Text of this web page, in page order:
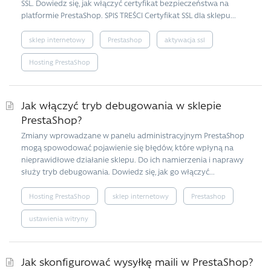
SSL. Dowiedz się, jak włączyć certyfikat bezpieczeństwa na
platformie PrestaShop. SPIS TREŚCI Certyfikat SSL dla sklepu...
sklep internetowy Prestashop aktywacja ssl
Hosting PrestaShop
Jak włączyć tryb debugowania w sklepie
PrestaShop?
Zmiany wprowadzane w panelu administracyjnym PrestaShop
mogą spowodować pojawienie się błędów, które wpłyną na
nieprawidłowe działanie sklepu. Do ich namierzenia i naprawy
służy tryb debugowania. Dowiedz się, jak go włączyć...
Hosting PrestaShop sklep internetowy Prestashop
ustawienia witryny
Jak skonfigurować wysyłkę maili w PrestaShop?